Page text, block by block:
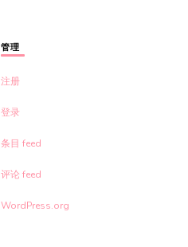
管理
注册
登录
条目 feed
评论 feed
WordPress.org